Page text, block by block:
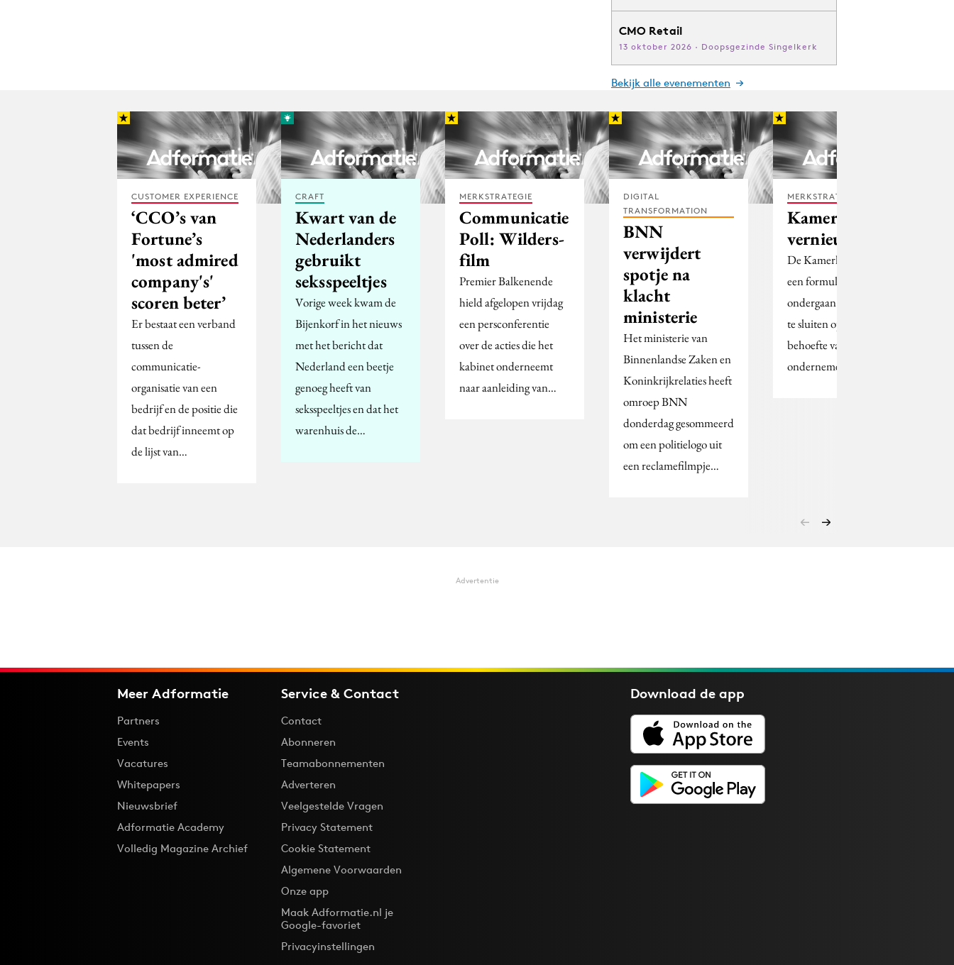
CMO Retail
13 oktober 2026 · Doopsgezinde Singelkerk
Bekijk alle evenementen
CUSTOMER EXPERIENCE
‘CCO’s van
Fortune’s
'most admired
company's'
scoren beter’
Er bestaat een verband
tussen de
communicatie-
organisatie van een
bedrijf en de positie die
dat bedrijf inneemt op
de lijst van…
CRAFT
Kwart van de
Nederlanders
gebruikt
seksspeeltjes
Vorige week kwam de
Bijenkorf in het nieuws
met het bericht dat
Nederland een beetje
genoeg heeft van
seksspeeltjes en dat het
warenhuis de…
MERKSTRATEGIE
Communicatie
Poll: Wilders-
film
Premier Balkenende
hield afgelopen vrijdag
een persconferentie
over de acties die het
kabinet onderneemt
naar aanleiding van…
DIGITAL
TRANSFORMATION
BNN
verwijdert
spotje na
klacht
ministerie
Het ministerie van
Binnenlandse Zaken en
Koninkrijkrelaties heeft
omroep BNN
donderdag gesommeerd
om een politielogo uit
een reclamefilmpje…
MERKSTRATEGIE
Kamerkrant
vernieuwd
De Kamerkrant heeft
een formulewijziging
ondergaan om beter aan
te sluiten op de
behoefte van
ondernemers.
Advertentie
Meer Adformatie
Partners
Events
Vacatures
Whitepapers
Nieuwsbrief
Adformatie Academy
Volledig Magazine Archief
Service & Contact
Contact
Abonneren
Teamabonnementen
Adverteren
Veelgestelde Vragen
Privacy Statement
Cookie Statement
Algemene Voorwaarden
Onze app
Maak Adformatie.nl je
Google-favoriet
Privacyinstellingen
Download deapp